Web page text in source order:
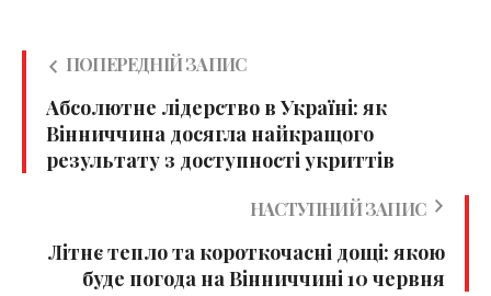
ПОПЕРЕДНІЙ ЗАПИС
Абсолютне лідерство в Україні: як
Вінниччина досягла найкращого
результату з доступності укриттів
НАСТУПНИЙ ЗАПИС
Літнє тепло та короткочасні дощі: якою
буде погода на Вінниччині 10 червня